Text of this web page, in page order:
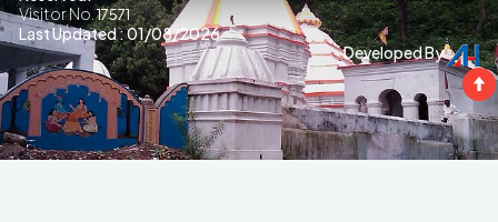
Visitor No.17571
Last Updated : 01/08/2026
Developed By